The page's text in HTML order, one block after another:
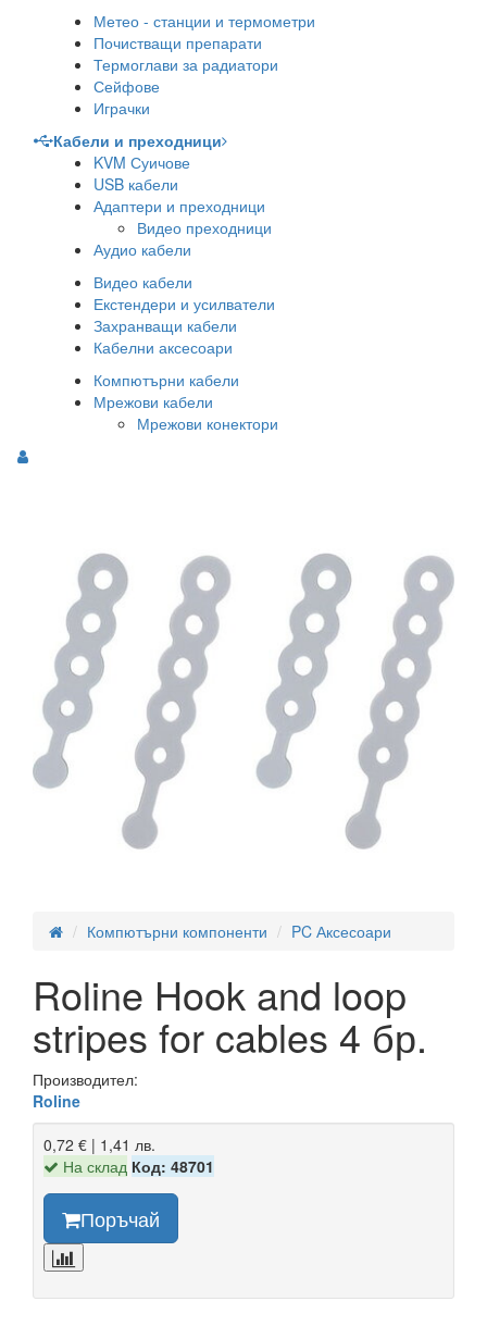
Метео - станции и термометри
Почистващи препарати
Термоглави за радиатори
Сейфове
Играчки
Кабели и преходници
KVM Суичове
USB кабели
Адаптери и преходници
Видео преходници
Аудио кабели
Видео кабели
Екстендери и усилватели
Захранващи кабели
Кабелни аксесоари
Компютърни кабели
Мрежови кабели
Мрежови конектори
Компютърни компоненти PC Аксесоари
Roline Hook and loop
stripes for cables 4 бр.
Производител:
Roline
0,72 € | 1,41 лв.
На склад Код: 48701
Поръчай